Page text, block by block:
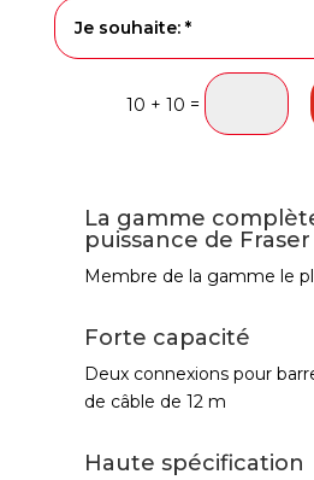
10 + 10 =
La gamme
puissance de Fraser
Membre de la gamme le
Forte capacité
Deux connexions pour
de câble de 12 m
Haute spécification